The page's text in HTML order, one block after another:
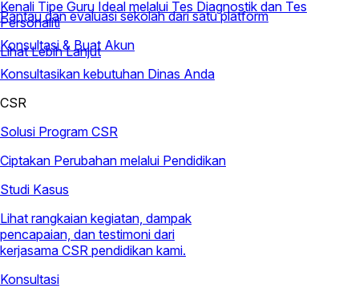
Pantau dan evaluasi sekolah dari satu platform
Konsultasi & Buat Akun
Konsultasikan kebutuhan Dinas Anda
CSR
Solusi Program CSR
Ciptakan Perubahan melalui Pendidikan
Studi Kasus
Lihat rangkaian kegiatan, dampak
pencapaian, dan testimoni dari
kerjasama CSR pendidikan kami.
Konsultasi
Kenali Tipe Guru Ideal melalui Tes Diagnostik dan Tes
Personaliti
Lihat Lebih Lanjut